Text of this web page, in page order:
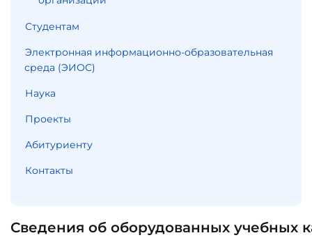
Сведения об оборудованных учебных
Студентам
Электронная информационно-образовательная
среда (ЭИОС)
Наука
Проекты
Абитуриенту
Контакты